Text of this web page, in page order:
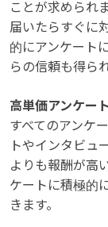
ことが求められ
届いたらすぐに
的にアンケート
らの信頼も得ら
高単価アンケー
すべてのアンケ
トやインタビュ
よりも報酬が高
ケートに積極的
きます。